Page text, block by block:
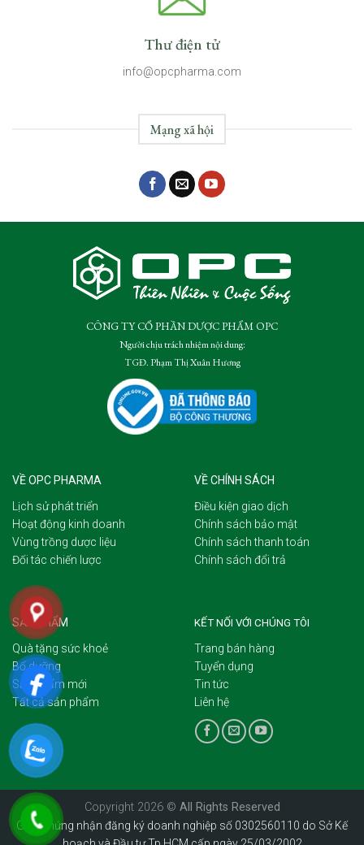
Thư điện tử
info@opcpharma.com
Mạng xã hội
CÔNG TY CỔ PHẦN DƯỢC PHẨM OPC
Người chịu trách nhiệm nội dung:
TGĐ. Phạm Thị Xuân Hương
VỀ OPC PHARMA
Lịch sử phát triển
Hoạt động kinh doanh
Vùng trồng dược liệu
Đối tác chiến lược
VỀ CHÍNH SÁCH
Điều kiện giao dịch
Chính sách bảo mật
Chính sách thanh toán
Chính sách đổi trả
SẢN PHẨM
Quà tặng sức khoẻ
Bổ dưỡng
Sản phẩm mới
Tất cả sản phẩm
KẾT NỐI VỚI CHÚNG TÔI
Trang bán hàng
Tuyển dụng
Tin tức
Liên hệ
Copyright 2026 © All Rights Reserved
Giấy chứng nhận đăng ký doanh nghiệp số 0302560110 do Sở Kế